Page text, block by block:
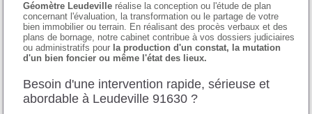
Géomètre Leudeville réalise la conception ou l'étude de plan
concernant l'évaluation, la transformation ou le partage de votre
bien immobilier ou terrain. En réalisant des procès verbaux et des
plans de bornage, notre cabinet contribue à vos dossiers judiciaires
ou administratifs pour la production d'un constat, la mutation
d'un bien foncier ou même l'état des lieux.
Besoin d'une intervention rapide, sérieuse et
abordable à Leudeville 91630 ?